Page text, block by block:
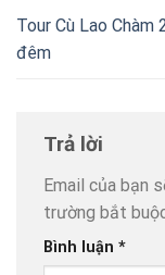
Tour Cù Lao Chàm
đêm
Trả lời
Email của bạn
trường bắt
Bình luận *